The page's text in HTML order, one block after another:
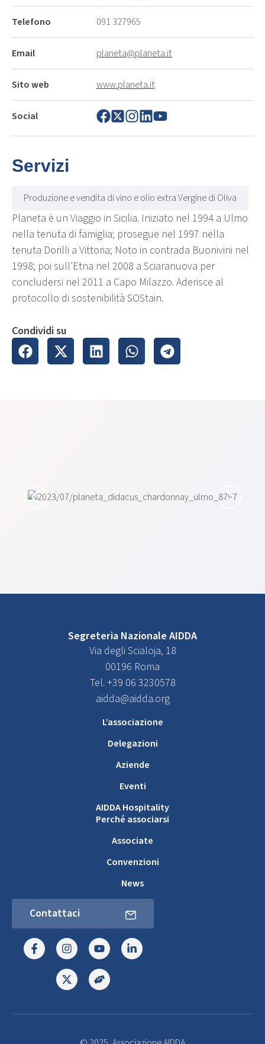
Telefono 091 327965
Email planeta@planeta.it
Sito web www.planeta.it
Social
Servizi
Produzione e vendita di vino e olio extra Vergine di Oliva
Planeta è un Viaggio in Sicilia. Iniziato nel 1994 a Ulmo
nella tenuta di famiglia; prosegue nel 1997 nella
tenuta Dorilli a Vittoria; Noto in contrada Buonivini nel
1998; poi sull’Etna nel 2008 a Sciaranuova per
concludersi nel 2011 a Capo Milazzo. Aderisce al
protocollo di sostenibilità SOStain.
Condividi su
Segreteria Nazionale AIDDA
Via degli Scialoja, 18
00196 Roma
Tel. +39 06 3230578
aidda@aidda.org
L’associazione
Delegazioni
Aziende
Eventi
AIDDA Hospitality
Perché associarsi
Associate
Convenzioni
News
Contattaci